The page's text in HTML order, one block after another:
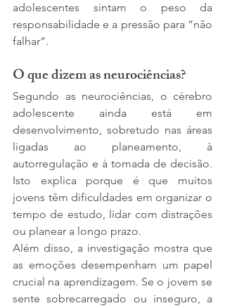
adolescentes sintam o peso da
responsabilidade e a pressão para “não
falhar”.
O que dizem as neurociências?
Segundo as neurociências, o cérebro
adolescente ainda está em
desenvolvimento, sobretudo nas áreas
ligadas ao planeamento, à
autorregulação e à tomada de decisão.
Isto explica porque é que muitos
jovens têm dificuldades em organizar o
tempo de estudo, lidar com distrações
ou planear a longo prazo.
Além disso, a investigação mostra que
as emoções desempenham um papel
crucial na aprendizagem. Se o jovem se
sente sobrecarregado ou inseguro, a